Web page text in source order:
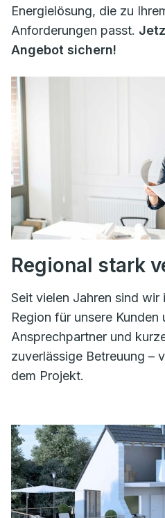
Energielösung, die zu
Anforderungen passt.
Angebot sichern!
Regional stark
Seit vielen Jahren sind wir
Region für unsere
Ansprechpartner und
zuverlässige Betreuung –
dem Projekt.